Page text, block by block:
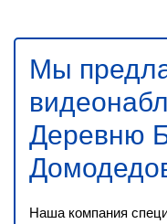
Мы
Деревню
Наша компания